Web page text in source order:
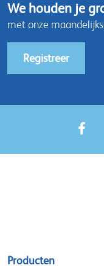
We houden je
met onze
Registreer
Sitemap
Producten